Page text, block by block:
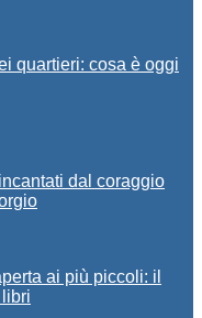
quartieri: cosa è oggi
dal coraggio
ai più piccoli: il